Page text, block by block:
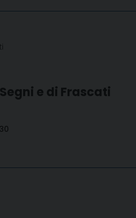
e di Frascati